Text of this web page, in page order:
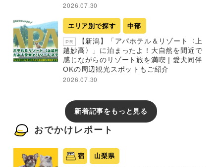
2026.07.30
エリア別で探す 中部
PR
【新潟】「アパホテル＆リゾート〈上
越妙高〉」に泊まったよ！大自然を間近で
感じながらのリゾート旅を満喫 | 愛犬同伴
OKの周辺観光スポットもご紹介
2026.07.30
新着記事をもっと見る
おでかけレポート
宿 山梨県